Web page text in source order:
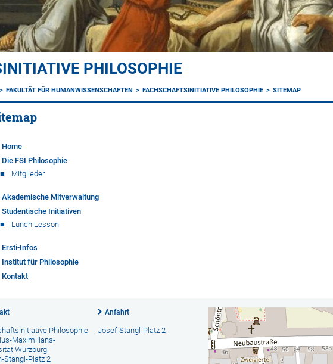
PHILOSOPHIE
FAKULTÄT FÜR HUMANWISSENSCHAFTEN FACHSCHAFTSINITIATIVE PHILOSOPHIE SITEMAP
Home
Die FSI Philosophie
Mitglieder
Akademische Mitverwaltung
Studentische Initiativen
Lunch Lesson
Ersti-Infos
Institut für Philosophie
Kontakt
Philosophie
Maximilians-
Würzburg
Stangl-Platz 2
Anfahrt
Josef-Stangl-Platz 2